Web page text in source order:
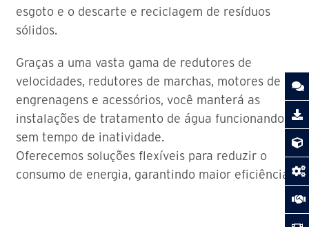
esgoto e o descarte e reciclagem de resíduos
sólidos.
Graças a uma vasta gama de redutores de
velocidades, redutores de marchas, motores de
engrenagens e acessórios, você manterá as
instalações de tratamento de água funcionando
sem tempo de inatividade.
Oferecemos soluções flexíveis para reduzir o
consumo de energia, garantindo maior eficiência.